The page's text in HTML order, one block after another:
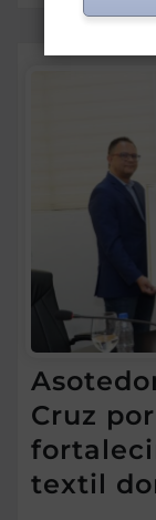
Cruz
textil